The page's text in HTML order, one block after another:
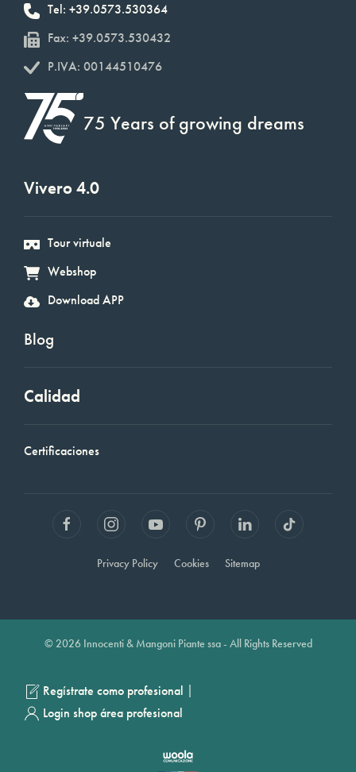
Tel: +39.0573.530364
Fax: +39.0573.530432
P.IVA: 00144510476
75 Years of growing dreams
Vivero 4.0
Tour virtuale
Webshop
Download APP
Blog
Calidad
Certificaciones
Privacy Policy Cookies Sitemap
© 2026 Innocenti & Mangoni Piante ssa - All Rights Reserved
Regístrate como profesional |
Login shop área profesional